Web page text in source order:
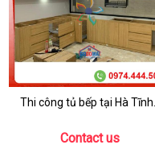
Thi công tủ bếp tại Hà Tĩnh...
Contact us